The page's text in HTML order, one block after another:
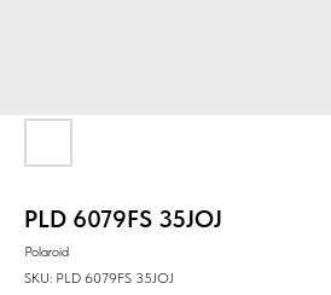
PLD 6079FS 35JOJ
Polaroid
SKU: PLD 6079FS 35JOJ